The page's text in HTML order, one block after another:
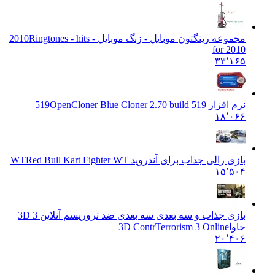
مجموعه رینگتون موبایل - زنگ موبایل - 2010Ringtones - hits
for 2010
۳۳٬۱۶۵
نرم افزار 519OpenCloner Blue Cloner 2.70 build 519
۱۸٬۰۶۶
بازی رالی جذاب برای آندروید WT Red Bull Kart Fighter WT
۱۵٬۵۰۴
بازی جذاب و سه بعدی سه بعدی ضد تروریسم آنلاین 3D 3
3D ContrTerrorism 3 Online
۲۰٬۴۰۶